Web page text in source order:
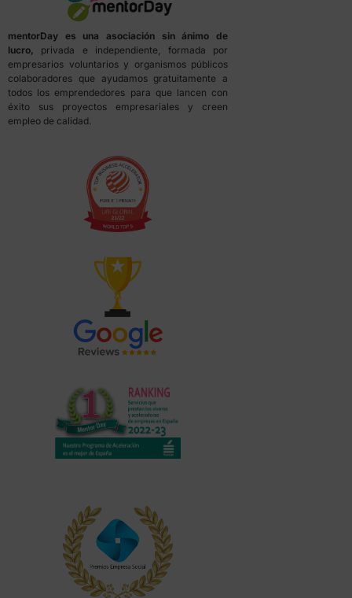
mentorDay es una asociación sin ánimo de
lucro, privada e independiente, formada por
empresarios voluntarios y organismos públicos
colaboradores que ayudamos gratuitamente a
todos los emprendedores para que lancen con
éxito sus proyectos empresariales y creen
empleo de calidad.